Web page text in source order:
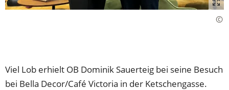
Viel Lob erhielt OB Dominik Sauerteig bei seine Besuch
bei Bella Decor/Café Victoria in der Ketschengasse.